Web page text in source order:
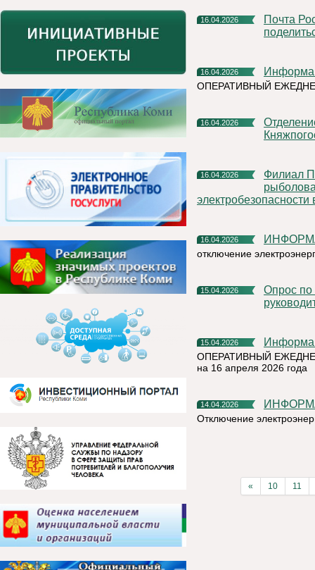
16.04.2026
Почта России поможет участникам Библионочи в Сыктывкаре
16.04.2026
ОПЕРАТИВНЫЙ
16.04.2026
Отделение Госавтоинспекции ОМВД России по
16.04.2026
Филиал ПАО «Россети» - МЭС Северо-Запада напоминает
16.04.2026
отключение
15.04.2026
Опрос по оценки эффективности деятельности
15.04.2026
ОПЕРАТИВНЫЙ
на 16 апреля 2026 года
14.04.2026
Отключение
« 10 11